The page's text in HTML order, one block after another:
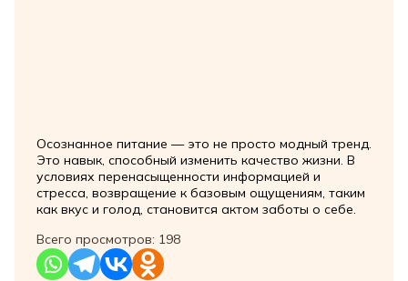
Осознанное питание — это не просто модный тренд.
Это навык, способный изменить качество жизни. В
условиях перенасыщенности информацией и
стресса, возвращение к базовым ощущениям, таким
как вкус и голод, становится актом заботы о себе.
Всего просмотров: 198